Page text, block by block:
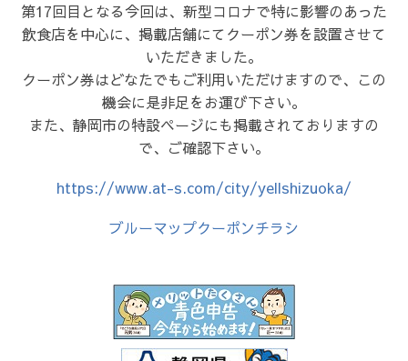
第17回目となる今回は、新型コロナで特に影響のあった
飲食店を中心に、掲載店舗にてクーポン券を設置させて
いただきました。
クーポン券はどなたでもご利用いただけますので、この
機会に是非足をお運び下さい。
また、静岡市の特設ページにも掲載されておりますの
で、ご確認下さい。
https://www.at-s.com/city/yellshizuoka/
ブルーマップクーポンチラシ